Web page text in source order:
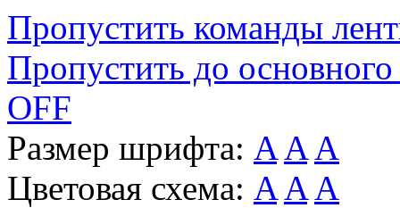
Пропустить команды
Пропустить до основного
OFF
Размер шрифта: A A A
Цветовая схема: A A A